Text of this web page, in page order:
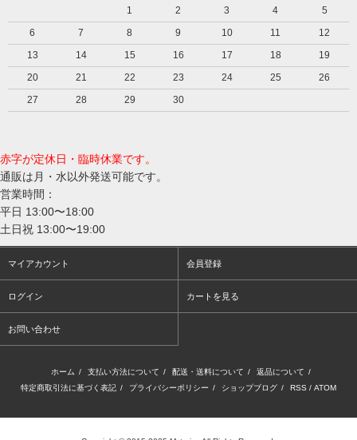
1
2 3 4
5
6
7 8 9 10 11
12
13
14 15 16 17 18
19
20
21 22 23 24 25
26
27
28 29 30
赤字が定休日・臨時休業です。
通販は月・水以外発送可能です。
営業時間：
平日 13:00〜18:00
土日祝 13:00〜19:00
マイアカウント 会員登録
ログイン カートを見る
お問い合わせ
ホーム / 支払い方法について / 配送・送料について / 返品について /
特定商取引法に基づく表記 / プライバシーポリシー / ショップブログ / RSS / ATOM